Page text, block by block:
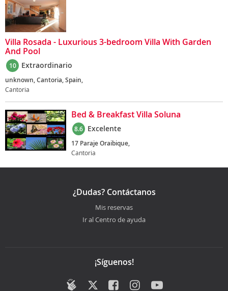
Villa Rosada - Luxurious 3-bedroom Villa With Garden
And Pool
10 Extraordinario
unknown, Cantoria, Spain,
Cantoria
Bed & Breakfast Villa Soluna
8.6 Excelente
17 Paraje Oraibique,
Cantoria
¿Dudas? Contáctanos
Mis reservas
Ir al Centro de ayuda
¡Síguenos!